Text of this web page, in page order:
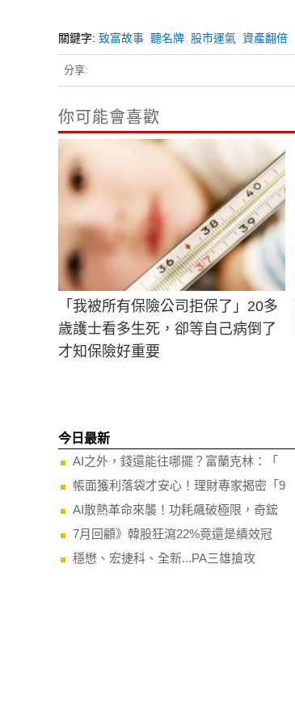
關鍵字: 致富故事 聽名牌 股市運氣 資產翻倍
分享:
你可能會喜歡
「我被所有保險公司拒保了」20多
歲護士看多生死，卻等自己病倒了
才知保險好重要
今日最新
AI之外，錢還能往哪擺？富蘭克林：「
帳面獲利落袋才安心！理財專家揭密「9
AI散熱革命來襲！功耗飆破極限，奇鋐
7月回顧》韓股狂瀉22%竟還是績效冠
穩懋、宏捷科、全新...PA三雄搶攻